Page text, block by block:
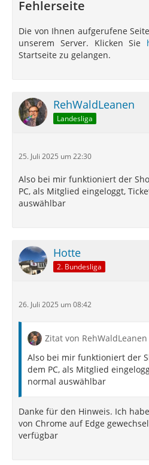
Fehlerseite
Die von Ihnen aufgerufene
unserem Server. Klicken Sie
Startseite zu gelangen.
RehWaldLeanen
Landesliga
25. Juli 2025 um 22:30
Also bei mir funktioniert der
PC, als Mitglied eingeloggt,
auswählbar
Hotte
2. Bundesliga
26. Juli 2025 um 08:42
Zitat von RehWaldLeanen
Also bei mir funktioniert der
dem PC, als Mitglied
normal auswählbar
Danke für den Hinweis. Ich
von Chrome auf Edge
verfügbar